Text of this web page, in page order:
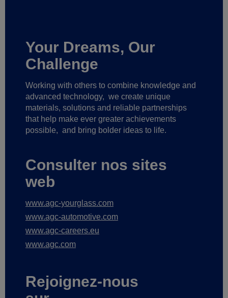
Your Dreams, Our
Challenge
Working with others to combine knowledge and
advanced technology, we create unique
materials, solutions and reliable partnerships
that help make ever greater achievements
possible, and bring bolder ideas to life.
Consulter nos sites
web
www.agc-yourglass.com
www.agc-automotive.com
www.agc-careers.eu
www.agc.com
Rejoignez-nous